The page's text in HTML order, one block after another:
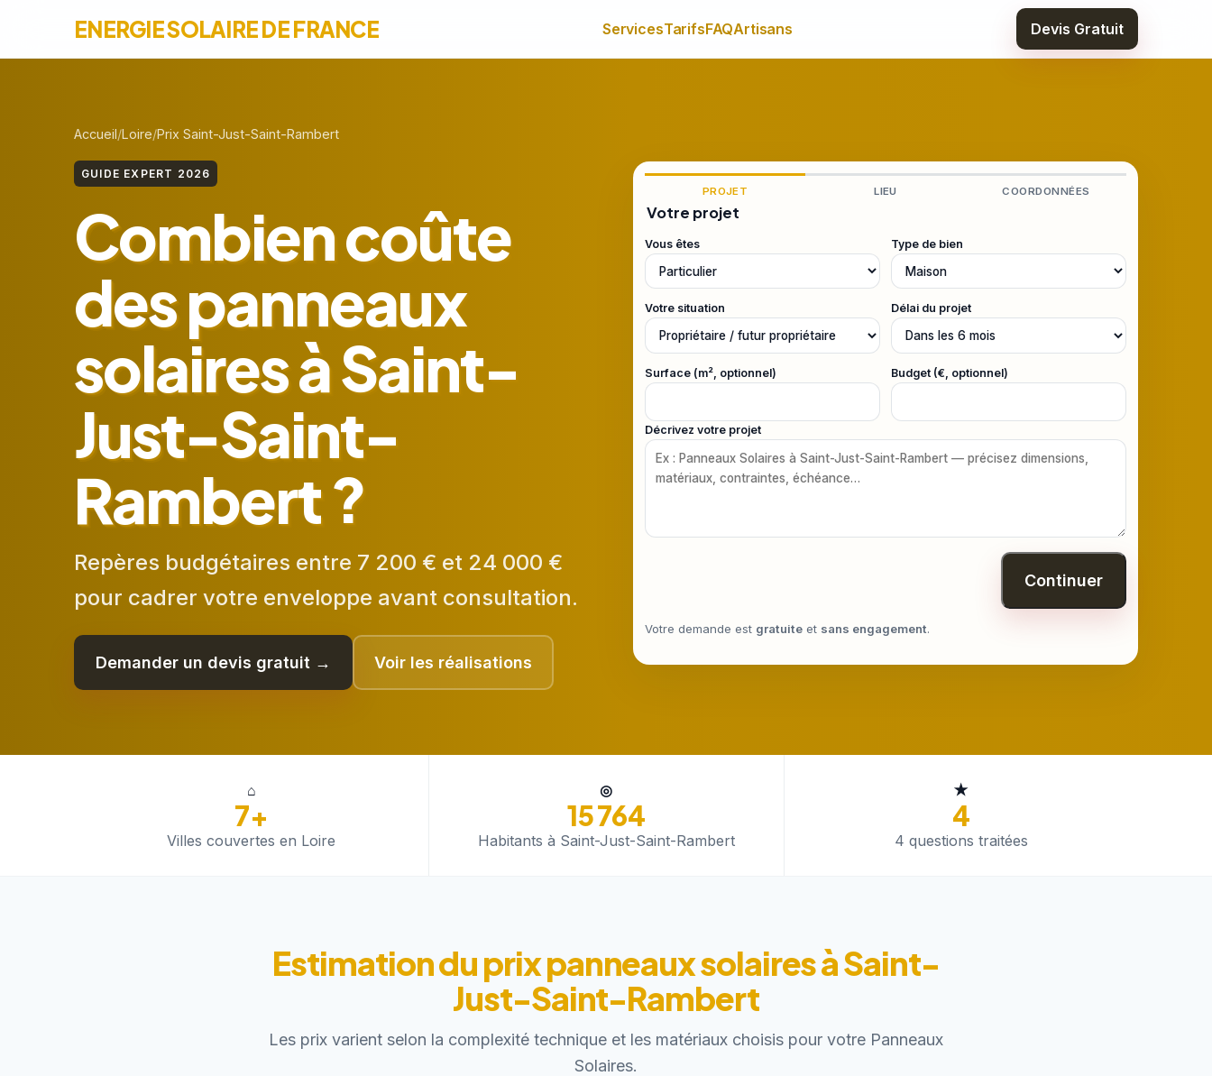
ENERGIE SOLAIRE DE FRANCE ServicesTarifsFAQArtisans Devis Gratuit
Accueil Loire Prix Saint-Just-Saint-Rambert
GUIDE EXPERT 2026
Combien coûte
des panneaux
solaires à Saint-
Just-Saint-
Rambert ?
Repères budgétaires entre 7 200 € et 24 000 €
pour cadrer votre enveloppe avant consultation.
Demander un devis gratuit → Voir les réalisations
PROJET LIEU COORDONNÉES
Votre projet
Vous êtes Type de bien
Votre situation Délai du projet
Surface (m², optionnel) Budget (€, optionnel)
Décrivez votre projet
Continuer
Votre demande est gratuite et sans engagement.
⌂
7+
Villes couvertes en Loire
◎
15 764
Habitants à Saint-Just-Saint-Rambert
★
4
4 questions traitées
Estimation du prix panneaux solaires à Saint-
Just-Saint-Rambert
Les prix varient selon la complexité technique et les matériaux choisis pour votre Panneaux
Solaires.